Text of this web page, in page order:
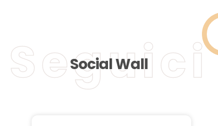
Social Wall
Seguici